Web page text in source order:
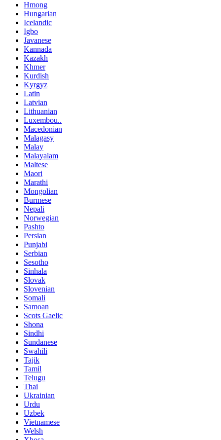
Hmong
Hungarian
Icelandic
Igbo
Javanese
Kannada
Kazakh
Khmer
Kurdish
Kyrgyz
Latin
Latvian
Lithuanian
Luxembou..
Macedonian
Malagasy
Malay
Malayalam
Maltese
Maori
Marathi
Mongolian
Burmese
Nepali
Norwegian
Pashto
Persian
Punjabi
Serbian
Sesotho
Sinhala
Slovak
Slovenian
Somali
Samoan
Scots Gaelic
Shona
Sindhi
Sundanese
Swahili
Tajik
Tamil
Telugu
Thai
Ukrainian
Urdu
Uzbek
Vietnamese
Welsh